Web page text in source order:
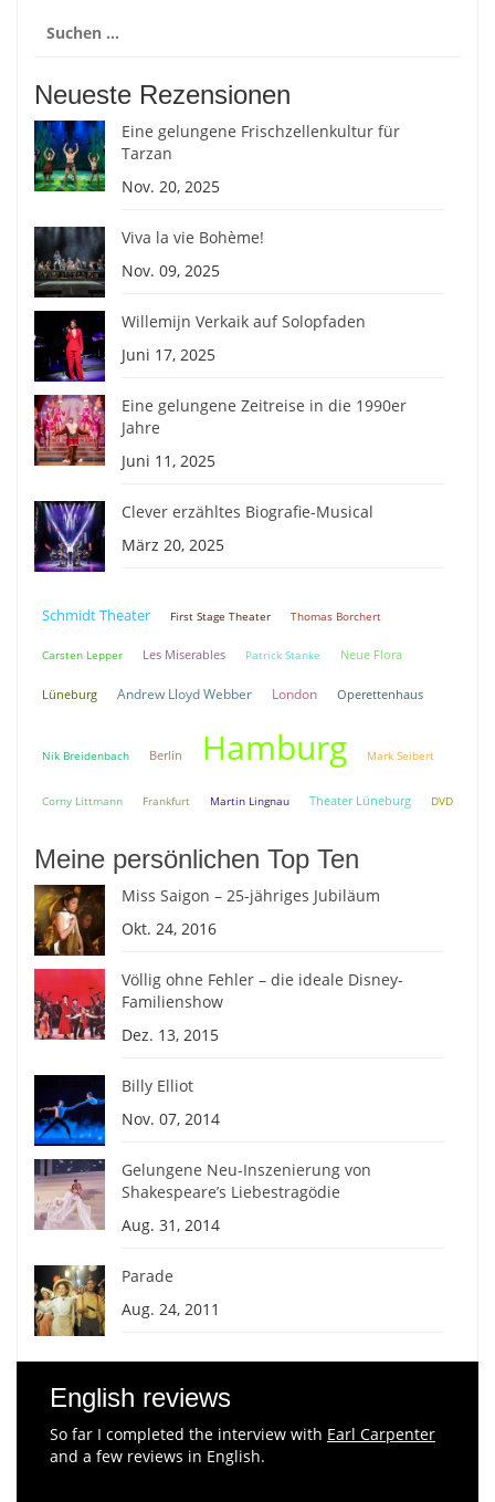
nach:
Neueste Rezensionen
Eine gelungene Frischzellenkultur für
Tarzan
Nov. 20, 2025
Viva la vie Bohème!
Nov. 09, 2025
Willemijn Verkaik auf Solopfaden
Juni 17, 2025
Eine gelungene Zeitreise in die 1990er
Jahre
Juni 11, 2025
Clever erzähltes Biografie-Musical
März 20, 2025
Schmidt Theater First Stage Theater Thomas Borchert
Carsten Lepper Les Miserables Patrick Stanke Neue Flora
Lüneburg Andrew Lloyd Webber London Operettenhaus
Nik Breidenbach Berlin Hamburg Mark Seibert
Corny Littmann Frankfurt Martin Lingnau Theater Lüneburg DVD
Meine persönlichen Top Ten
Miss Saigon – 25-jähriges Jubiläum
Okt. 24, 2016
Völlig ohne Fehler – die ideale Disney-
Familienshow
Dez. 13, 2015
Billy Elliot
Nov. 07, 2014
Gelungene Neu-Inszenierung von
Shakespeare’s Liebestragödie
Aug. 31, 2014
Parade
Aug. 24, 2011
English reviews
So far I completed the interview with Earl Carpenter
and a few reviews in English.